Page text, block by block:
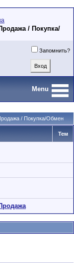
/ Покупка/
Запомнить?
Menu
/ Покупка/Обмен
Тем